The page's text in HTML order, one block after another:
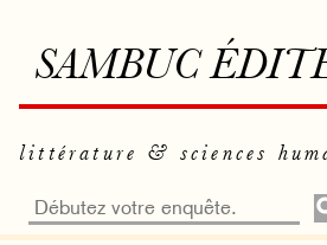
SAMBUC
littérature & sciences